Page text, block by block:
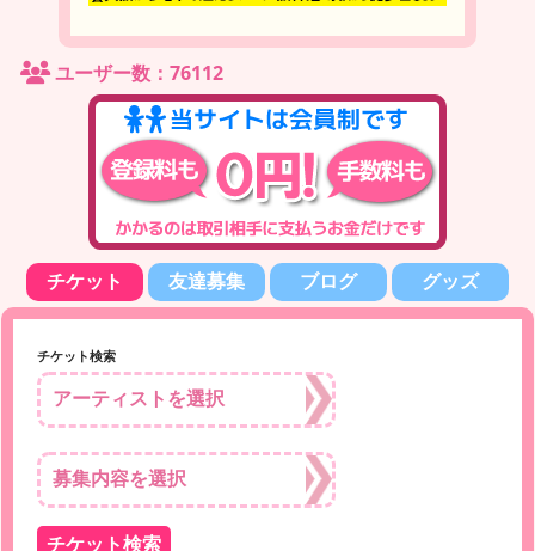
ユーザー数：76112
チケット 友達募集 ブログ グッズ
チケット検索